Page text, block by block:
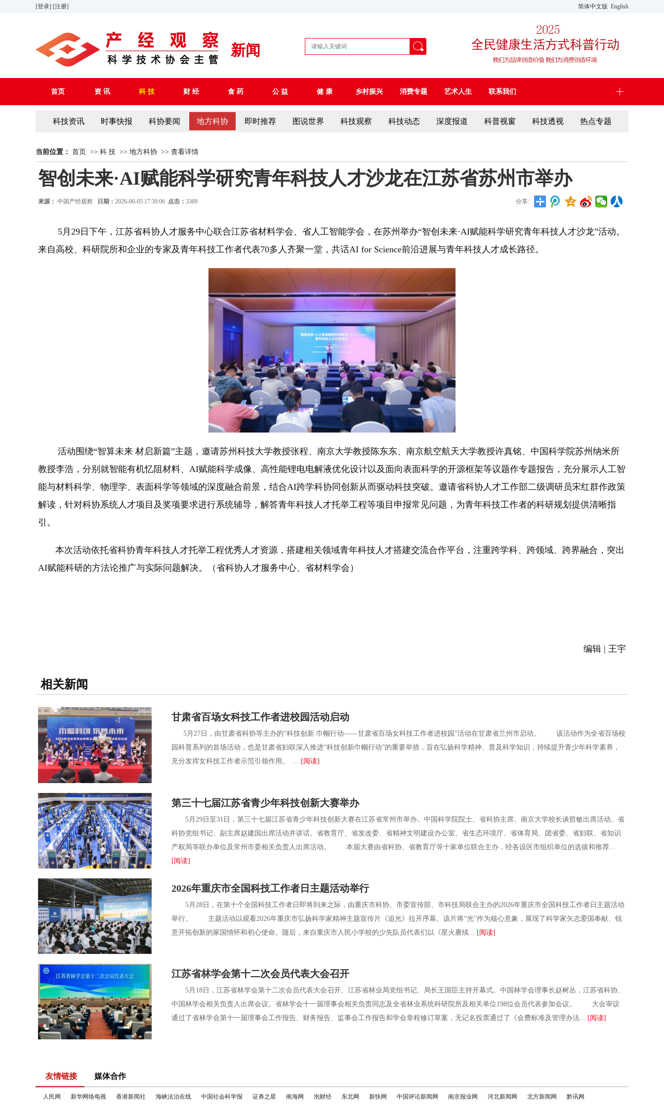
[登录] [注册] 简体中文版 English
新闻
首页 资 讯 科 技 财 经 食 药 公 益 健 康 乡村振兴 消费专题 艺术人生 联系我们
科技资讯 时事快报 科协要闻 地方科协 即时推荐 图说世界 科技观察 科技动态 深度报道 科普视窗 科技透视 热点专题
当前位置： 首页 >> 科 技 >> 地方科协 >> 查看详情
智创未来·AI赋能科学研究青年科技人才沙龙在江苏省苏州市举办
来源： 中国产经观察 日期： 2026-06-05 17:30:06 点击： 3369 分享:
5月29日下午，江苏省科协人才服务中心联合江苏省材料学会、省人工智能学会，在苏州举办“智创未来·AI赋能科学研究青年科技人才沙龙”活动。
来自高校、科研院所和企业的专家及青年科技工作者代表70多人齐聚一堂，共话AI for Science前沿进展与青年科技人才成长路径。
活动围绕“智算未来 材启新篇”主题，邀请苏州科技大学教授张程、南京大学教授陈东东、南京航空航天大学教授许真铭、中国科学院苏州纳米所
教授李浩，分别就智能有机忆阻材料、AI赋能科学成像、高性能锂电电解液优化设计以及面向表面科学的开源框架等议题作专题报告，充分展示人工智
能与材料科学、物理学、表面科学等领域的深度融合前景，结合AI跨学科协同创新从而驱动科技突破。邀请省科协人才工作部二级调研员宋红群作政策
解读，针对科协系统人才项目及奖项要求进行系统辅导，解答青年科技人才托举工程等项目申报常见问题，为青年科技工作者的科研规划提供清晰指
引。
本次活动依托省科协青年科技人才托举工程优秀人才资源，搭建相关领域青年科技人才搭建交流合作平台，注重跨学科、跨领域、跨界融合，突出
AI赋能科研的方法论推广与实际问题解决。（省科协人才服务中心、省材料学会）
编辑 | 王宇
相关新闻
甘肃省百场女科技工作者进校园活动启动
5月27日，由甘肃省科协等主办的“科技创新 巾帼行动——甘肃省百场女科技工作者进校园”活动在甘肃省兰州市启动。 该活动作为全省百场校
园科普系列的首场活动，也是甘肃省妇联深入推进“科技创新巾帼行动”的重要举措，旨在弘扬科学精神、普及科学知识，持续提升青少年科学素养，
充分发挥女科技工作者示范引领作用。 ... [阅读]
第三十七届江苏省青少年科技创新大赛举办
5月29日至31日，第三十七届江苏省青少年科技创新大赛在江苏省常州市举办。中国科学院院士、省科协主席、南京大学校长谈哲敏出席活动。省
科协党组书记、副主席赵建国出席活动并讲话。省教育厅、省发改委、省精神文明建设办公室、省生态环境厅、省体育局、团省委、省妇联、省知识
产权局等联办单位及常州市委相关负责人出席活动。 本届大赛由省科协、省教育厅等十家单位联合主办，经各设区市组织单位的选拔和推荐...
[阅读]
2026年重庆市全国科技工作者日主题活动举行
5月28日，在第十个全国科技工作者日即将到来之际，由重庆市科协、市委宣传部、市科技局联合主办的2026年重庆市全国科技工作者日主题活动
举行。 主题活动以观看2026年重庆市弘扬科学家精神主题宣传片《追光》拉开序幕。该片将“光”作为核心意象，展现了科学家矢志爱国奉献、锐
意开拓创新的家国情怀和初心使命。随后，来自重庆市人民小学校的少先队员代表们以《星火赓续... [阅读]
江苏省林学会第十二次会员代表大会召开
5月18日，江苏省林学会第十二次会员代表大会召开。江苏省林业局党组书记、局长王国臣主持开幕式。中国林学会理事长赵树丛，江苏省科协、
中国林学会相关负责人出席会议。省林学会十一届理事会相关负责同志及全省林业系统科研院所及相关单位198位会员代表参加会议。 大会审议
通过了省林学会第十一届理事会工作报告、财务报告、监事会工作报告和学会章程修订草案，无记名投票通过了《会费标准及管理办法... [阅读]
友情链接 媒体合作
人民网 新华网络电视 香港新闻社 海峡法治在线 中国社会科学报 证券之星 南海网 泡财经 东北网 新快网 中国评论新闻网 南京报业网 河北新闻网 北方新闻网 黔讯网